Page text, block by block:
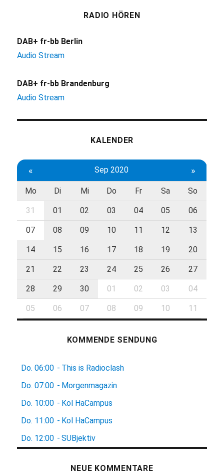
RADIO HÖREN
DAB+ fr-bb Berlin
Audio Stream
DAB+ fr-bb Brandenburg
Audio Stream
KALENDER
« Sep 2020 »
Mo Di Mi Do Fr Sa So
31 01 02 03 04 05 06
07 08 09 10 11 12 13
14 15 16 17 18 19 20
21 22 23 24 25 26 27
28 29 30 01 02 03 04
05 06 07 08 09 10 11
KOMMENDE SENDUNG
Do. 06:00 - This is Radioclash
Do. 07:00 - Morgenmagazin
Do. 10:00 - Kol HaCampus
Do. 11:00 - Kol HaCampus
Do. 12:00 - SUBjektiv
NEUE KOMMENTARE